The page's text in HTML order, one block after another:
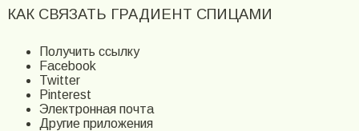
КАК СВЯЗАТЬ ГРАДИЕНТ СПИЦАМИ
Получить ссылку
Facebook
Twitter
Pinterest
Электронная почта
Другие приложения